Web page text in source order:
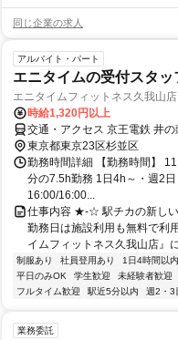
同じ企業の求人
アルバイト・パート
エニタイムの受付スタッ
エニタイムフィットネス久我山店
時給1,320円以上
交通・アクセス 京王電鉄 井
東京都東京23区杉並区
勤務時間詳細 【勤務時間】
分の7.5h勤務 1日4h～・週2
16:00/16:00...
仕事内容 ★-☆ 駅チカの新しい
勤務日は施設利用も無料で利
イムフィットネス久我山店』
制服あり 社員登用あり 1日4時間以
平日のみOK
学生歓迎 未経験者歓迎
フルタイム歓迎
駅近5分以内 週2・3
業務委託